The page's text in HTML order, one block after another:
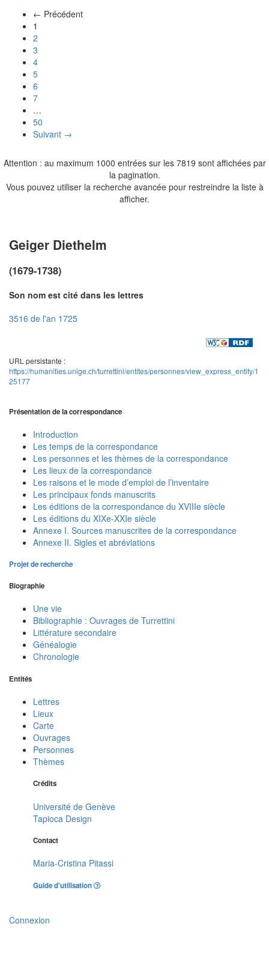
← Précédent
1
2
3
4
5
6
7
…
50
Suivant →
Attention : au maximum 1000 entrées sur les 7819 sont affichées par
la pagination.
Vous pouvez utiliser la recherche avancée pour restreindre la liste à
afficher.
Geiger Diethelm
(1679-1738)
Son nom est cité dans les lettres
3516 de l'an 1725
URL persistante :
https://humanities.unige.ch/turrettini/entites/personnes/view_express_entity/1
25177
Présentation de la correspondance
Introduction
Les temps de la correspondance
Les personnes et les thèmes de la correspondance
Les lieux de la correspondance
Les raisons et le mode d’emploi de l’inventaire
Les principaux fonds manuscrits
Les éditions de la correspondance du XVIIIe siècle
Les éditions du XIXe-XXIe siècle
Annexe I. Sources manuscrites de la correspondance
Annexe II. Sigles et abréviations
Projet de recherche
Biographie
Une vie
Bibliographie : Ouvrages de Turrettini
Littérature secondaire
Généalogie
Chronologie
Entités
Lettres
Lieux
Carte
Ouvrages
Personnes
Thèmes
Crédits
Université de Genève
Tapioca Design
Contact
Maria-Cristina Pitassi
Guide d'utilisation
Connexion